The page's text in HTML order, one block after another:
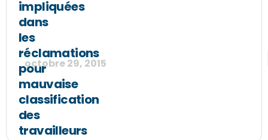
impliquées
dans
les
réclamations
pour
mauvaise
classification
des
travailleurs
octobre 29, 2015